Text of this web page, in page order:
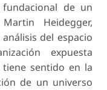
de un
Heidegger,
del espacio
expuesta
sentido en la
de un universo